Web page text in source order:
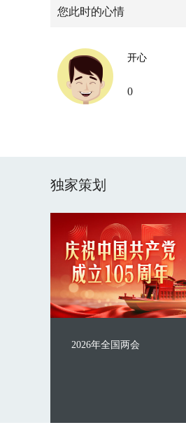
您此时的心情
开心
0
独家策划
2026年全国两会